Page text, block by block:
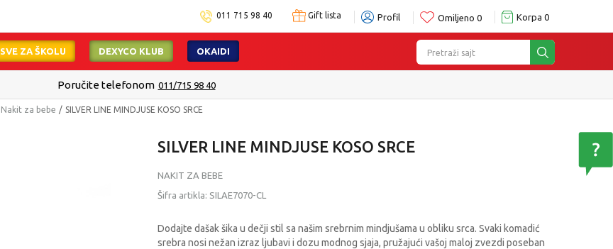
011 715 98 40 Gift lista Profil Omiljeno 0 Korpa 0
Pretraži sajt
SVE ZA ŠKOLU DEXYCO KLUB OKAIDI
Poručite telefonom 011/715 98 40
Nakit za bebe SILVER LINE MINDJUSE KOSO SRCE
SILVER LINE MINDJUSE KOSO SRCE
NAKIT ZA BEBE
Šifra artikla: SILAE7070-CL
Dodajte dašak šika u dečji stil sa našim srebrnim mindjušama u obliku srca. Svaki komadić
srebra nosi nežan izraz ljubavi i dozu modnog sjaja, pružajući vašoj maloj zvezdi poseban